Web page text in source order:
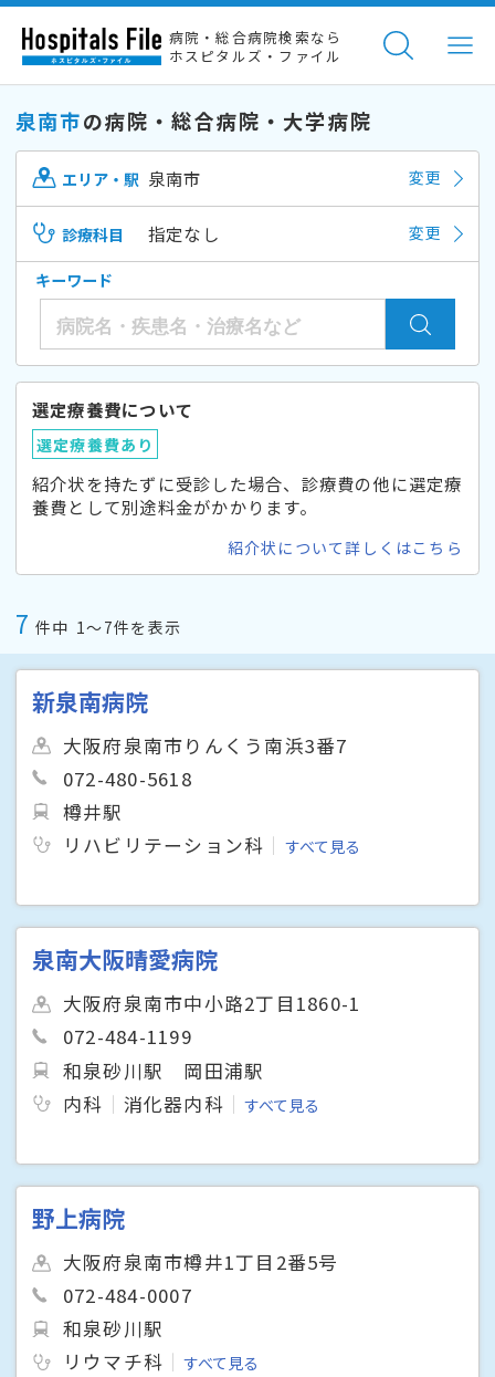
病院・総合病院検索なら
ホスピタルズ・ファイル
泉南市の病院・総合病院・大学病院
エリア・駅 泉南市 変更
診療科目 指定なし 変更
キーワード
選定療養費について
選定療養費あり
紹介状を持たずに受診した場合、診療費の他に選定療
養費として別途料金がかかります。
紹介状について詳しくはこちら
7 件中 1〜7件を表示
新泉南病院
大阪府泉南市りんくう南浜3番7
072-480-5618
樽井駅
リハビリテーション科
すべて見る
泉南大阪晴愛病院
大阪府泉南市中小路2丁目1860-1
072-484-1199
和泉砂川駅 岡田浦駅
内科
消化器内科 すべて見る
野上病院
大阪府泉南市樽井1丁目2番5号
072-484-0007
和泉砂川駅
リウマチ科
すべて見る